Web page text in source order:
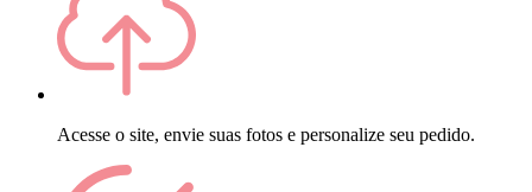
Acesse o site, envie suas fotos e personalize seu pedido.